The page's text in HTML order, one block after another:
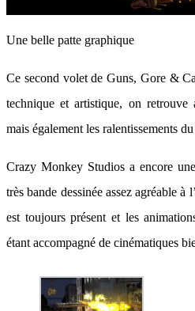
Une belle patte graphique
Ce second volet de Guns, Gore &
technique et artistique, on retrouve
mais également les ralentissements
Crazy Monkey Studios a encore
très bande dessinée assez agréable à
est toujours présent et les
étant accompagné de cinématiques